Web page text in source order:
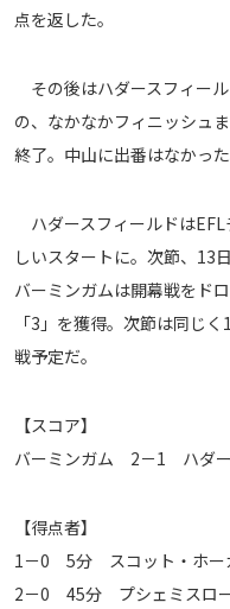
運営会社
ご利用にあたって
お問い合わせ
点を返した。
その後はハダースフィー
の、なかなかフィニッシュ
終了。中山に出番はなかった
ハダースフィールドは
しいスタートに。次節、13
バーミンガムは開幕戦をド
「3」を獲得。次節は同じ
戦予定だ。
【スコア】
バーミンガム 2－1 ハダー
【得点者】
1－0 5分 スコット・ホー
2－0 45分 プシェミスロー